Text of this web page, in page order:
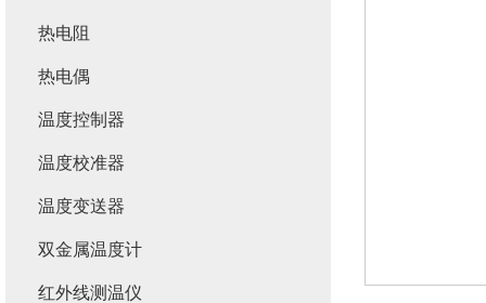
热电阻
热电偶
温度控制器
温度校准器
温度变送器
双金属温度计
红外线测温仪